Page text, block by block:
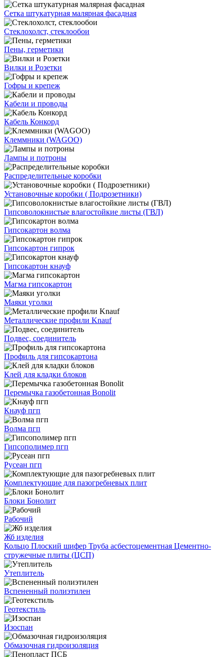
Сетка штукатурная малярная фасадная
Стеклохолст, стеклообои
Пены, герметики
Вилки и Розетки
Гофры и крепеж
Кабели и проводы
Кабель Конкорд
Клеммники (WAGOО)
Лампы и потроны
Распределительные коробки
Установочные коробки ( Подрозетники)
Гипсоволокнистые влагостойкие листы (ГВЛ)
Гипсокартон волма
Гипсокартон гипрок
Гипсокартон кнауф
Магма гипсокартон
Маяки уголки
Металлические профили Knauf
Подвес, соединитель
Профиль для гипсокартона
Клей для кладки блоков
Перемычка газобетонная Bonolit
Кнауф пгп
Волма пгп
Гипсополимер пгп
Русеан пгп
Комплектующие для пазогребневых плит
Блоки Бонолит
Рабочий
Жб изделия
Кольцо Плоский шифер Труба асбестоцементная Цементно-
стружечные плиты (ЦСП)
Утеплитель
Вспененный полиэтилен
Геотекстиль
Изоспан
Обмазочная гидроизоляция